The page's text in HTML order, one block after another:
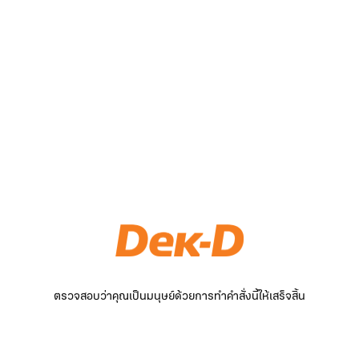
ตรวจสอบว่าคุณเป็นมนุษย์ด้วยการทำคำสั่งนี้ให้เสร็จสิ้น